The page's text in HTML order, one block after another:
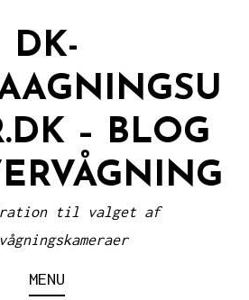
DK-
– BLOG
til valget af
MENU